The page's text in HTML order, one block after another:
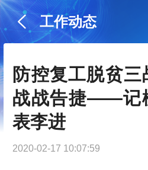
工作动态
防控复工脱贫
战战告捷——记
表李进
2020-02-17 10:07:59